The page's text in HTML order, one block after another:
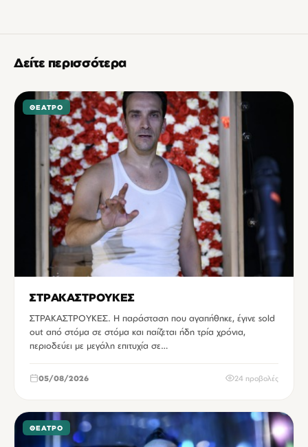
Δείτε περισσότερα
ΘΈΑΤΡΟ
ΣΤΡΑΚΑΣΤΡΟΥΚΕΣ
ΣΤΡΑΚΑΣΤΡΟΥΚΕΣ. Η παράσταση που αγαπήθηκε, έγινε sold
out από στόμα σε στόμα και παίζεται ήδη τρία χρόνια,
περιοδεύει με μεγάλη επιτυχία σε…
05/08/2026 24 προβολές
ΘΈΑΤΡΟ